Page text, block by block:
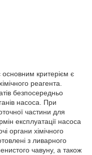
основним критерієм є
реагента.
безпосередньо
насоса. При
частини для
експлуатації насоса
органи хімічного
з ливарного
чавуну, а також